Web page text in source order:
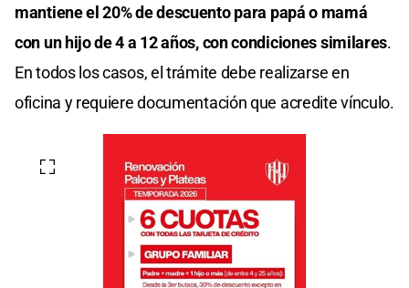
mantiene el 20% de descuento para papá o mamá
con un hijo de 4 a 12 años, con condiciones similares.
En todos los casos, el trámite debe realizarse en
oficina y requiere documentación que acredite vínculo.